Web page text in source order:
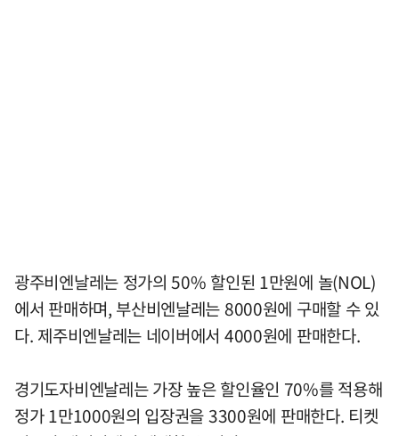
광주비엔날레는 정가의 50% 할인된 1만원에 놀(NOL)
에서 판매하며, 부산비엔날레는 8000원에 구매할 수 있
다. 제주비엔날레는 네이버에서 4000원에 판매한다.
경기도자비엔날레는 가장 높은 할인율인 70%를 적용해
정가 1만1000원의 입장권을 3300원에 판매한다. 티켓